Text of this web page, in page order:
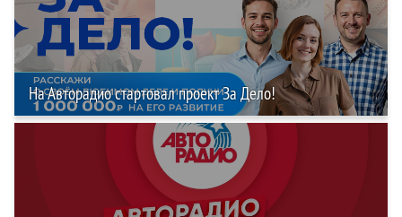
На Авторадио стартовал проект За Дело!